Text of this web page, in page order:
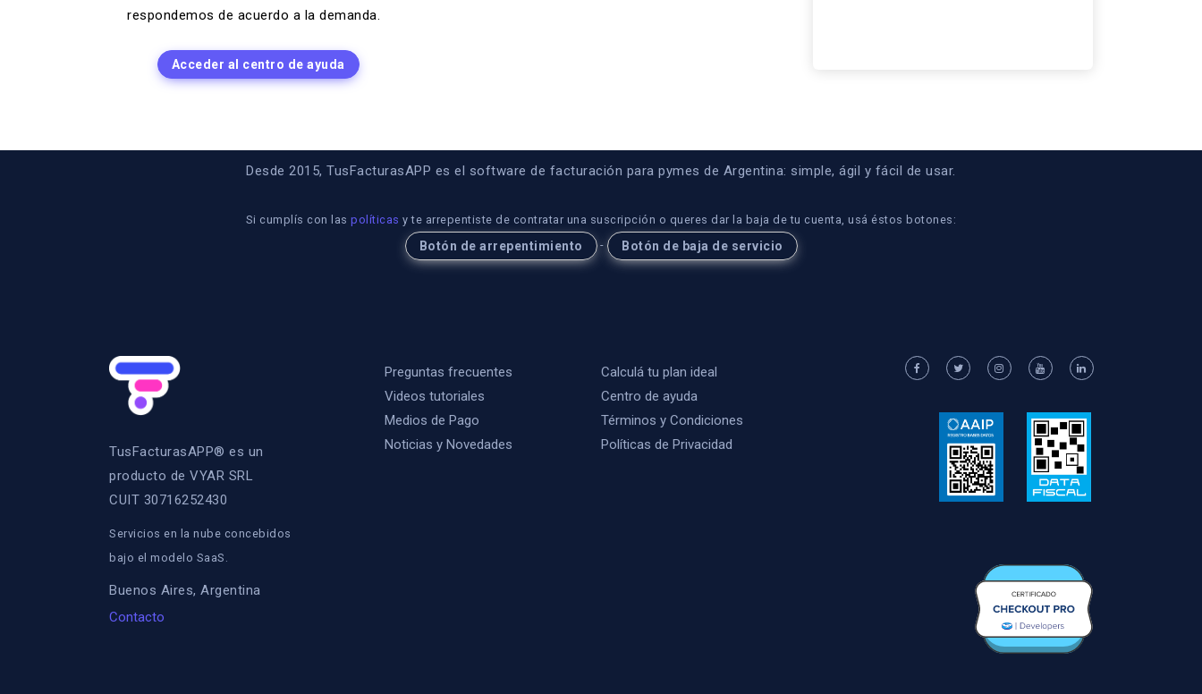
respondemos de acuerdo a la demanda.
Acceder al centro de ayuda
Desde 2015, TusFacturasAPP es el software de facturación para pymes de Argentina: simple, ágil y fácil de usar.
Si cumplís con laspolíticas y te arrepentiste de contratar una suscripción o queres dar la baja de tu cuenta, usá éstos botones:
Botón de arrepentimiento - Botón de baja de servicio
TusFacturasAPP® es un
producto de VYAR SRL
CUIT 30716252430
Servicios en la nube concebidos
bajo el modelo SaaS.
Buenos Aires, Argentina
Contacto
Preguntas frecuentes
Videos tutoriales
Medios de Pago
Noticias y Novedades
Calculá tu plan ideal
Centro de ayuda
Términos y Condiciones
Políticas de Privacidad